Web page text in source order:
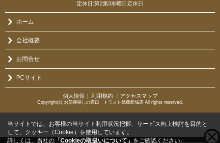
定休日:第2第3水曜日定休日
ホーム
会社概要
お問合せ
PCサイト
個人情報 利用規約｜ アクセスマップ
Copyright(c) お部屋探しの窓口 トラスト武蔵新城店 All rights reserved.
当サイトでは、お客様の当サイト利用状況把握、サービス向上検討を目的と
して、クッキー（Cookie）を使用しています。
詳しくは、当社の 「Cookieの取扱いについて」 をご確認ください。